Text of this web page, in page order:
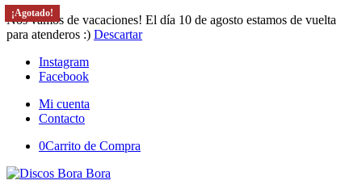
Nos vamos de vacaciones! El día 10 de agosto estamos de vuelta
para atenderos :) Descartar
Instagram
Facebook
Mi cuenta
Contacto
0Carrito de Compra
¡Agotado!
¡Agotado!
¡Agotado!
¡Agotado!